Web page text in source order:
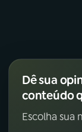
Dê sua
conteúdo
Escolha sua